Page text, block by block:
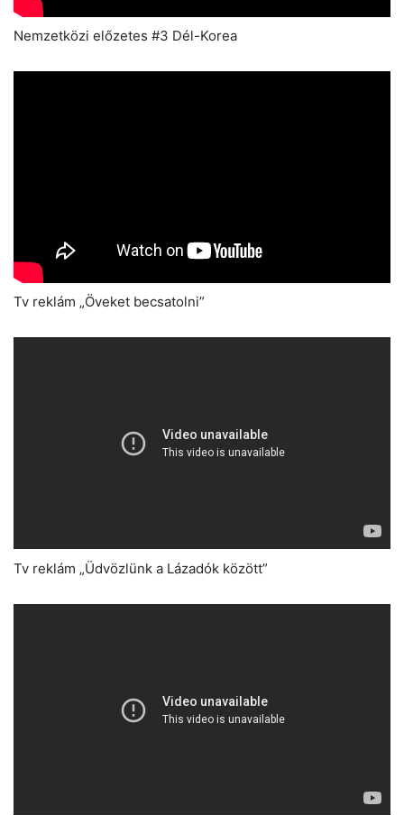
Nemzetközi előzetes #3 Dél-Korea
Tv reklám „Öveket becsatolni”
Tv reklám „Üdvözlünk a Lázadók között”